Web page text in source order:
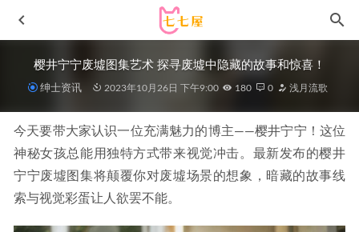
樱井宁宁废墟图集艺术 探寻废墟中隐藏的故事和惊喜！
绅士资讯 2023年10月26日 下午9:00 180 0 浅月流歌
今天要带大家认识一位充满魅力的博主——樱井宁宁！这位
神秘女孩总能用独特方式带来视觉冲击。最新发布的樱井
宁宁废墟图集将颠覆你对废墟场景的想象，暗藏的故事线
索与视觉彩蛋让人欲罢不能。
神楽坂真冬 –NO.023《デンジャラスフラワーｆ》